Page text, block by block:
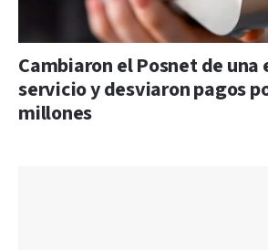
Cambiaron el Posnet de una
servicio y desviaron pagos
millones